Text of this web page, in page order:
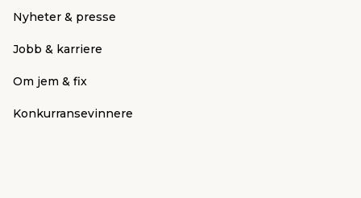
Nyheter & presse
Jobb & karriere
Om jem & fix
Konkurransevinnere